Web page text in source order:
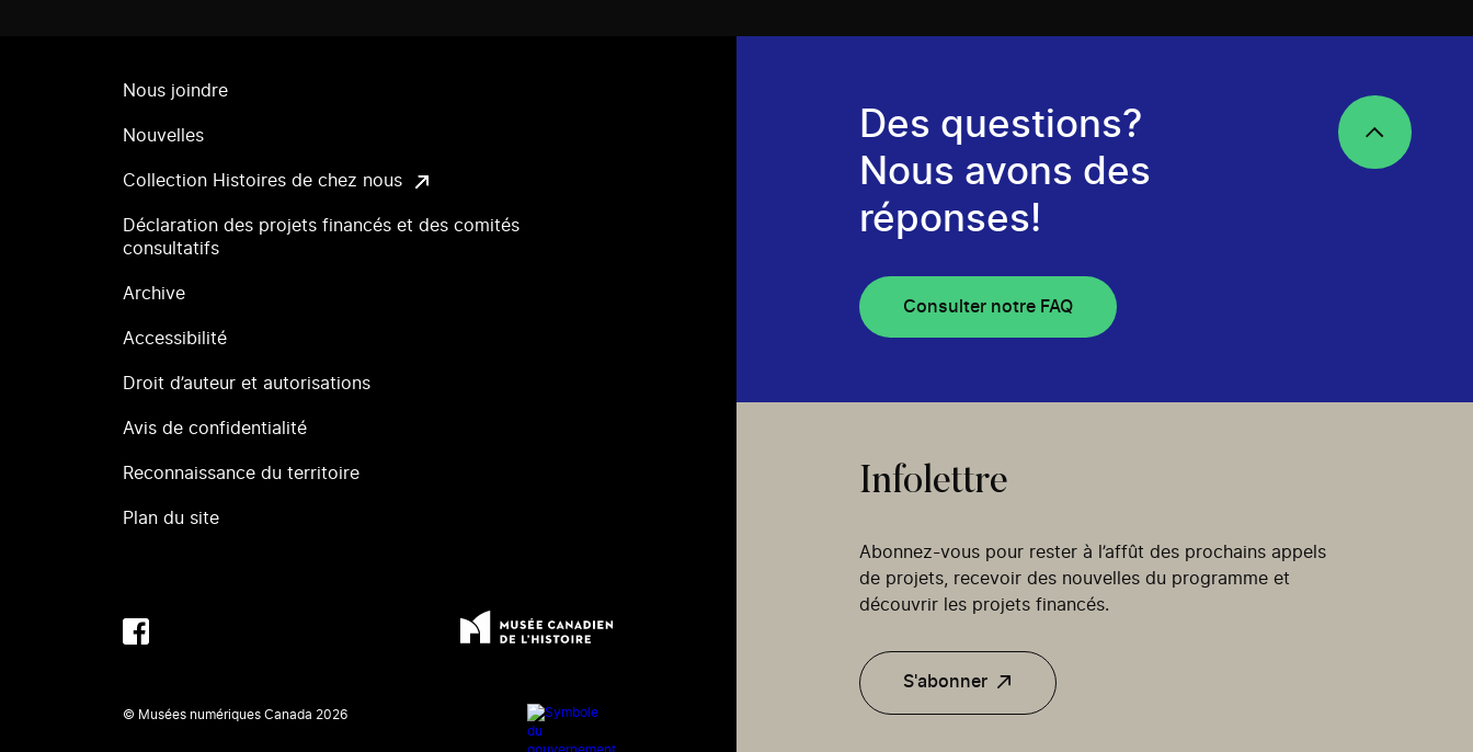
Nous joindre
Nouvelles
Collection Histoires de chez nous
Déclaration des projets financés et des comités
consultatifs
Archive
Accessibilité
Droit d’auteur et autorisations
Avis de confidentialité
Reconnaissance du territoire
Plan du site
© Musées numériques Canada 2026
Des questions?
Nous avons des
réponses!
Consulter notre FAQ
Infolettre
Abonnez-vous pour rester à l’affût des prochains appels
de projets, recevoir des nouvelles du programme et
découvrir les projets financés.
S'abonner